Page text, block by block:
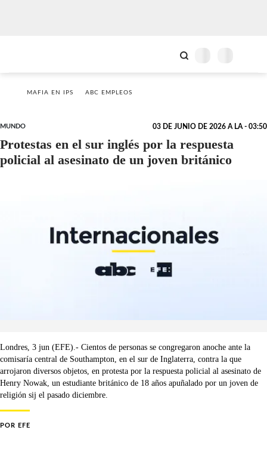
MAFIA EN IPS ABC EMPLEOS
MUNDO 03 DE JUNIO DE 2026 A LA - 03:50
Protestas en el sur inglés por la respuesta
policial al asesinato de un joven británico
Londres, 3 jun (EFE).- Cientos de personas se congregaron anoche ante la
comisaría central de Southampton, en el sur de Inglaterra, contra la que
arrojaron diversos objetos, en protesta por la respuesta policial al asesinato de
Henry Nowak, un estudiante británico de 18 años apuñalado por un joven de
religión sij el pasado diciembre.
POR EFE